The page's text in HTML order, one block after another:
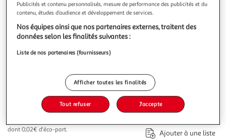
Plus d'options
Vendu par 2KINGS 21,42€
4,99€
Multishop
21,42€
dont 0,02€ d'éco-part.
Ajouter au panier
Ajouter à une liste
Publicités et contenu personnalisés, mesure de performance des publicités et du
contenu, études d’audience et développement de services.
Nos équipes ainsi que nos partenaires externes, traitent des
données selon les finalités suivantes :
Liste de nos partenaires (fournisseurs)
Afficher toutes les finalités
Tout refuser J'accepte